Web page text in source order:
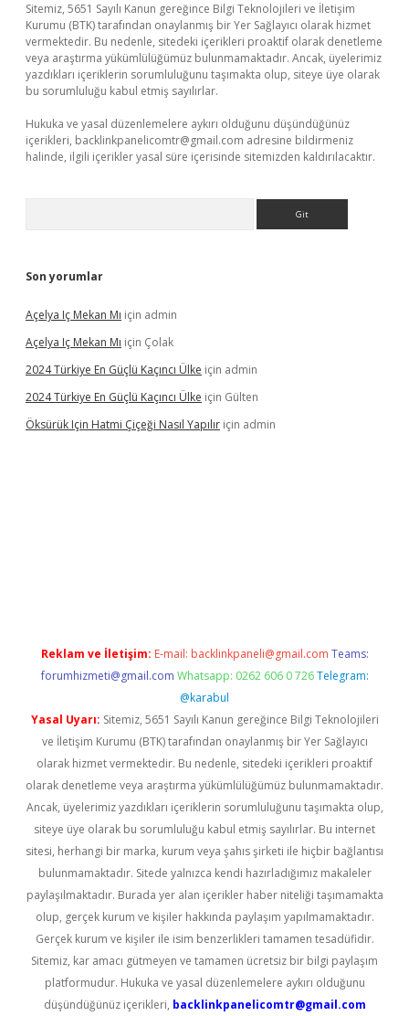
Sitemiz, 5651 Sayılı Kanun gereğince Bilgi Teknolojileri ve İletişim
Kurumu (BTK) tarafından onaylanmış bir Yer Sağlayıcı olarak hizmet
vermektedir. Bu nedenle, sitedeki içerikleri proaktif olarak denetleme
veya araştırma yükümlülüğümüz bulunmamaktadır. Ancak, üyelerimiz
yazdıkları içeriklerin sorumluluğunu taşımakta olup, siteye üye olarak
bu sorumluluğu kabul etmiş sayılırlar.
Hukuka ve yasal düzenlemelere aykırı olduğunu düşündüğünüz
içerikleri, backlinkpanelicomtr@gmail.com adresine bildirmeniz
halinde, ilgili içerikler yasal süre içerisinde sitemizden kaldırılacaktır.
Son yorumlar
Açelya Iç Mekan Mı için admin
Açelya Iç Mekan Mı için Çolak
2024 Türkiye En Güçlü Kaçıncı Ülke için admin
2024 Türkiye En Güçlü Kaçıncı Ülke için Gülten
Öksürük Için Hatmi Çiçeği Nasıl Yapılır için admin
Reklam ve İletişim: E-mail: backlinkpaneli@gmail.com Teams:
forumhizmeti@gmail.com Whatsapp: 0262 606 0 726 Telegram:
@karabul
Yasal Uyarı: Sitemiz, 5651 Sayılı Kanun gereğince Bilgi Teknolojileri
ve İletişim Kurumu (BTK) tarafından onaylanmış bir Yer Sağlayıcı
olarak hizmet vermektedir. Bu nedenle, sitedeki içerikleri proaktif
olarak denetleme veya araştırma yükümlülüğümüz bulunmamaktadır.
Ancak, üyelerimiz yazdıkları içeriklerin sorumluluğunu taşımakta olup,
siteye üye olarak bu sorumluluğu kabul etmiş sayılırlar. Bu internet
sitesi, herhangi bir marka, kurum veya şahıs şirketi ile hiçbir bağlantısı
bulunmamaktadır. Sitede yalnızca kendi hazırladığımız makaleler
paylaşılmaktadır. Burada yer alan içerikler haber niteliği taşımamakta
olup, gerçek kurum ve kişiler hakkında paylaşım yapılmamaktadır.
Gerçek kurum ve kişiler ile isim benzerlikleri tamamen tesadüfidir.
Sitemiz, kar amacı gütmeyen ve tamamen ücretsiz bir bilgi paylaşım
platformudur. Hukuka ve yasal düzenlemelere aykırı olduğunu
düşündüğünüz içerikleri, backlinkpanelicomtr@gmail.com